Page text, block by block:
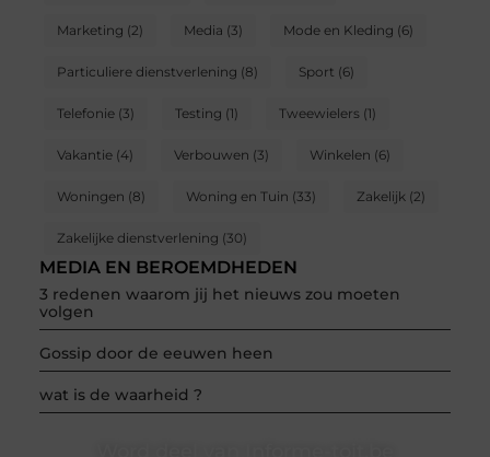
Marketing (2) Media (3) Mode en Kleding (6)
Particuliere dienstverlening (8) Sport (6)
Telefonie(3) Testing (1) Tweewielers(1)
Vakantie(4) Verbouwen (3) Winkelen (6)
Woningen (8) Woning en Tuin (33) Zakelijk (2)
Zakelijke dienstverlening (30)
MEDIA EN BEROEMDHEDEN
3 redenen waarom jij het nieuws zou moeten
volgen
Gossip door de eeuwen heen
wat is de waarheid ?